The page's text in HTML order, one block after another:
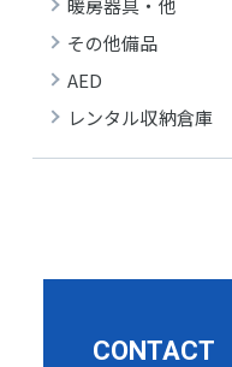
暖房器具・他
その他備品
AED
レンタル収納倉庫
CONTACT